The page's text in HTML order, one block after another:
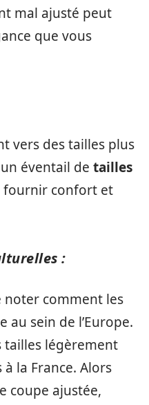
mal ajusté peut
que vous
vers des tailles plus
éventail de tailles
fournir confort et
:
noter comment les
au sein de l’Europe.
tailles légèrement
la France. Alors
coupe ajustée,